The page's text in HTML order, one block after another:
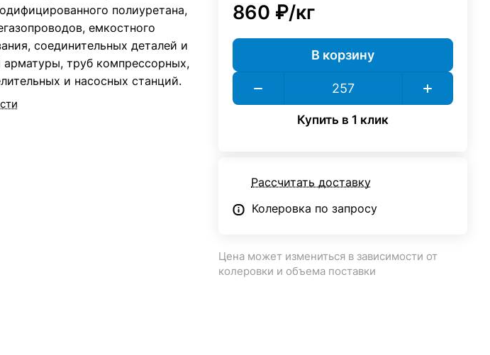
полиуретана,
емкостного
соединительных деталей и
арматуры, труб компрессорных,
и насосных станций.
860 ₽/кг
В корзину
Купить в 1 клик
Рассчитать доставку
Колеровка по запросу
Цена может измениться в зависимости от
колеровки и объема поставки